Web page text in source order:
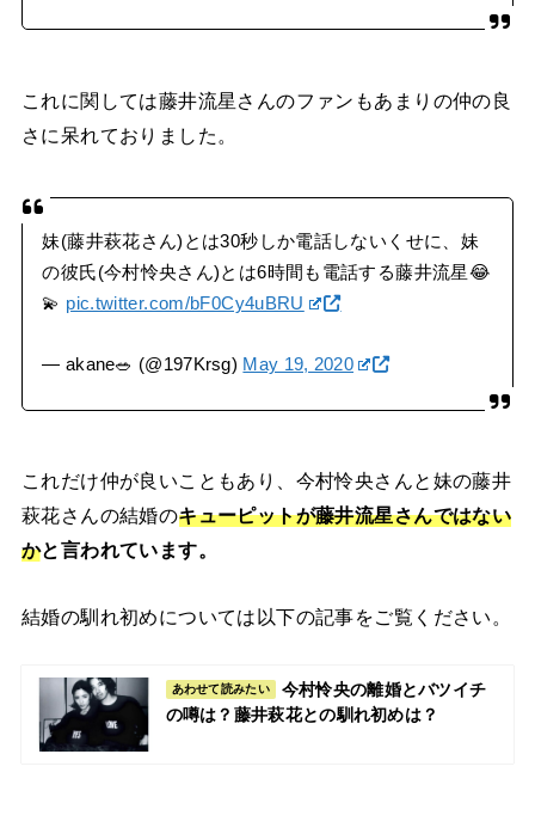
これに関しては藤井流星さんのファンもあまりの仲の良
さに呆れておりました。
妹(藤井萩花さん)とは30秒しか電話しないくせに、妹
の彼氏(今村怜央さん)とは6時間も電話する藤井流星😂
💫 pic.twitter.com/bF0Cy4uBRU
— akane🥗 (@197Krsg) May 19, 2020
これだけ仲が良いこともあり、今村怜央さんと妹の藤井
萩花さんの結婚のキューピットが藤井流星さんではない
かと言われています。
結婚の馴れ初めについては以下の記事をご覧ください。
あわせて読みたい
今村怜央の離婚とバツイチ
の噂は？藤井萩花との馴れ初めは？